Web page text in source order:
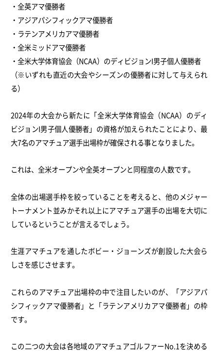
・全英アマ優勝者
・アジアパシフィックアマ優勝者
・ラテンアメリカアマ優勝者
・全米ミッドアマ優勝者
・全米大学体育協会（NCAA）のディビジョンI男子個人優勝者
（※いずれも直近の大会やシーズンの優勝者に対して与えられ
る）
2024年の大会から新たに「全米大学体育協会（NCAA）のディ
ビジョンI男子個人優勝者」の資格が加えられたことにより、最
大7名のアマチュア選手出場枠が確保される事となりました。
これは、全米オープンや全英オープンと同程度の人数です。
全体の出場選手枠を絞っていることを考えると、他のメジャー
トーナメント並みかそれ以上にアマチュア選手の出場を大切に
しているということが言えるでしょう。
生涯アマチュアを通したボビー・ジョーンズが創設した大会ら
しさを感じさせます。
これらのアマチュア出場枠の中で注目したいのが、「アジアパ
シフィックアマ優勝者」と「ラテンアメリカアマ優勝者」の枠
です。
この二つの大会は各地域のアマチュアゴルファーNo.1を決める